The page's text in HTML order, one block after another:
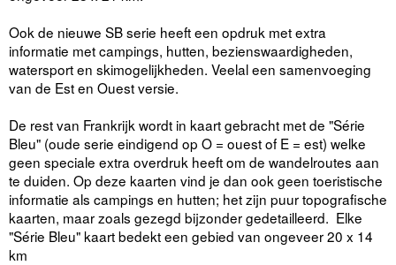
Ook de nieuwe SB serie heeft een opdruk met extra
informatie met campings, hutten, bezienswaardigheden,
watersport en skimogelijkheden. Veelal een samenvoeging
van de Est en Ouest versie.
De rest van Frankrijk wordt in kaart gebracht met de "Série
Bleu" (oude serie eindigend op O = ouest of E = est) welke
geen speciale extra overdruk heeft om de wandelroutes aan
te duiden. Op deze kaarten vind je dan ook geen toeristische
informatie als campings en hutten; het zijn puur topografische
kaarten, maar zoals gezegd bijzonder gedetailleerd. Elke
"Série Bleu" kaart bedekt een gebied van ongeveer 20 x 14
km